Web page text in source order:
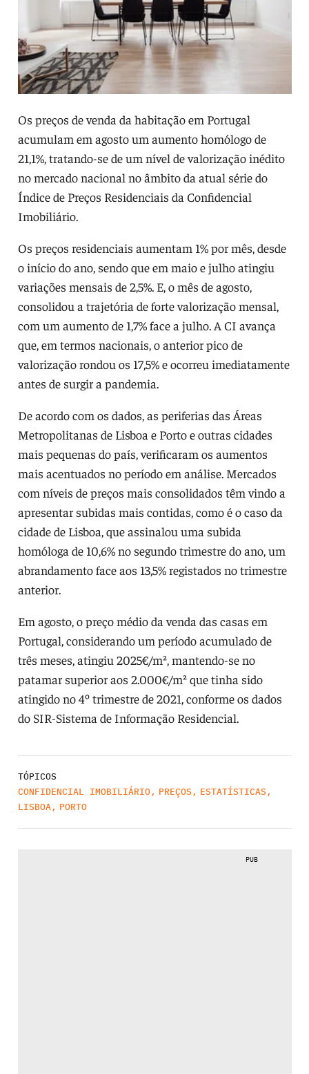
Os preços de venda da habitação em Portugal
acumulam em agosto um aumento homólogo de
21,1%, tratando-se de um nível de valorização inédito
no mercado nacional no âmbito da atual série do
Índice de Preços Residenciais da Confidencial
Imobiliário.
Os preços residenciais aumentam 1% por mês, desde
o início do ano, sendo que em maio e julho atingiu
variações mensais de 2,5%. E, o mês de agosto,
consolidou a trajetória de forte valorização mensal,
com um aumento de 1,7% face a julho. A CI avança
que, em termos nacionais, o anterior pico de
valorização rondou os 17,5% e ocorreu imediatamente
antes de surgir a pandemia.
De acordo com os dados, as periferias das Áreas
Metropolitanas de Lisboa e Porto e outras cidades
mais pequenas do país, verificaram os aumentos
mais acentuados no período em análise. Mercados
com níveis de preços mais consolidados têm vindo a
apresentar subidas mais contidas, como é o caso da
cidade de Lisboa, que assinalou uma subida
homóloga de 10,6% no segundo trimestre do ano, um
abrandamento face aos 13,5% registados no trimestre
anterior.
Em agosto, o preço médio da venda das casas em
Portugal, considerando um período acumulado de
três meses, atingiu 2025€/m², mantendo-se no
patamar superior aos 2.000€/m² que tinha sido
atingido no 4º trimestre de 2021, conforme os dados
do SIR-Sistema de Informação Residencial.
TÓPICOS
CONFIDENCIAL IMOBILIÁRIO, PREÇOS , ESTATÍSTICAS ,
LISBOA, PORTO
PUB